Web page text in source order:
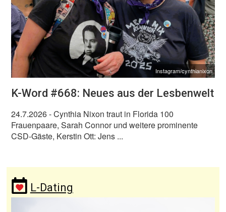
Instagram/cynthianixon
K-Word #668: Neues aus der Lesbenwelt
24.7.2026- Cynthia Nixon traut in Florida 100
Frauenpaare, Sarah Connor und weitere prominente
CSD-Gäste, Kerstin Ott: Jens ...
L-Dating